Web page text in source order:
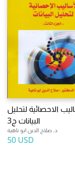
الاحصائية لتحليل
البيانات ج3
د. صلاح الدين ابو ناهية
50 USD